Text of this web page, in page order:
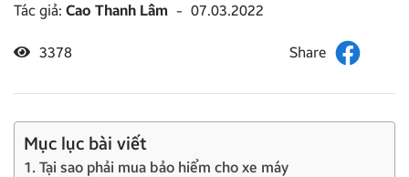
Tác giả: Cao Thanh Lâm - 07.03.2022
3378
Mục lục bài viết
1. Tại sao phải mua bảo hiểm cho xe máy